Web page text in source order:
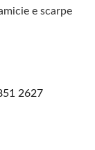
e scarpe
2627